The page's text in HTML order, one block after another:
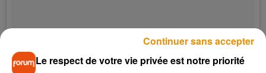
Le respect de votre vie privée est notre priorité
Continuer sans accepter